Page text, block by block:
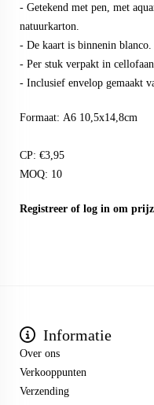
- Getekend met pen, met
natuurkarton.
- De kaart is binnenin blanco.
- Per stuk verpakt in
- Inclusief envelop gemaakt
Formaat: A6 10,5x14,8cm
CP: €3,95
MOQ: 10
Registreer of log in om
Informatie
Over ons
Verkooppunten
Verzending